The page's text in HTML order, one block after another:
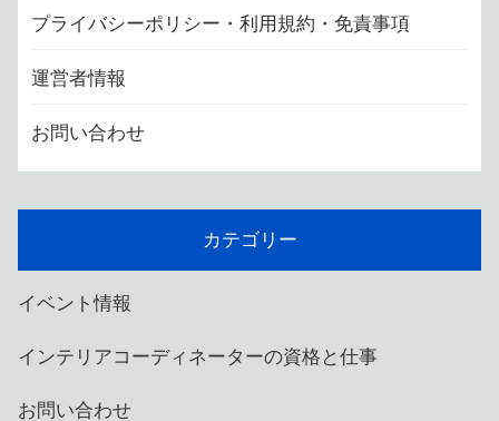
プライバシーポリシー・利用規約・免責事項
運営者情報
お問い合わせ
カテゴリー
イベント情報
インテリアコーディネーターの資格と仕事
お問い合わせ